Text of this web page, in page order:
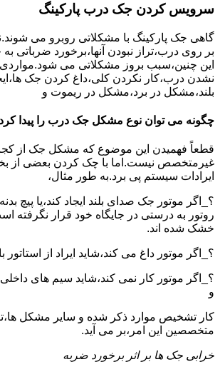
سرویس کردن جک درب پارکینگ
گاهی جک پارکینگ با مشکلاتی روبرو می
بر روی درب،تراز نبودن آنها،برخورد ضرباتی
این چنین،سبب بروز مشکلاتی می شود.مواردی
نشدن درب،کار نکردن کلی،داغ کردن جک
بلند،مشکل در برد،مشکل در ریموت و
چگونه می توان نوع مشکل جک درب را پیدا
قطعاً فهمیدن این موضوع که مشکل جک از
غیرمتخصص نیست.اما با چک کردن بعضی از
ایرادات سیستم پی برد.به طور مثال،
؟_اگر موتور جک صدای بلند ایجاد کند،یا پیچ
روتور به درستی در جایگاه خود قرار نگرفته
خشک شده اند.
؟_اگر موتور داغ می کند،شاید ایراد از استاتور
؟_اگر موتور کار نمی کند،شاید سیم های
و
کار تشخیص موارد ذکر شده و سایر مشکل
متخصصین این امر،بر می آید.
خرابی جک ها بر اثر برخورد ضربه